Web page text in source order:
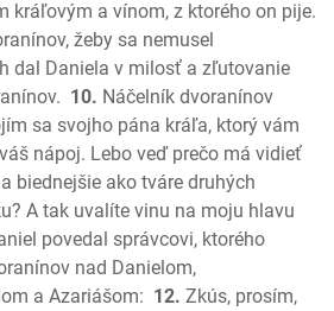
kráľovým a vínom, z ktorého on pije.
žeby sa nemusel
dal Daniela v milosť a zľutovanie
10. Náčelník dvoranínov
sa svojho pána kráľa, ktorý vám
nápoj. Lebo veď prečo má vidieť
biednejšie ako tváre druhých
A tak uvalíte vinu na moju hlavu
povedal správcovi, ktorého
nad Danielom,
a Azariášom: 12. Zkús, prosím,